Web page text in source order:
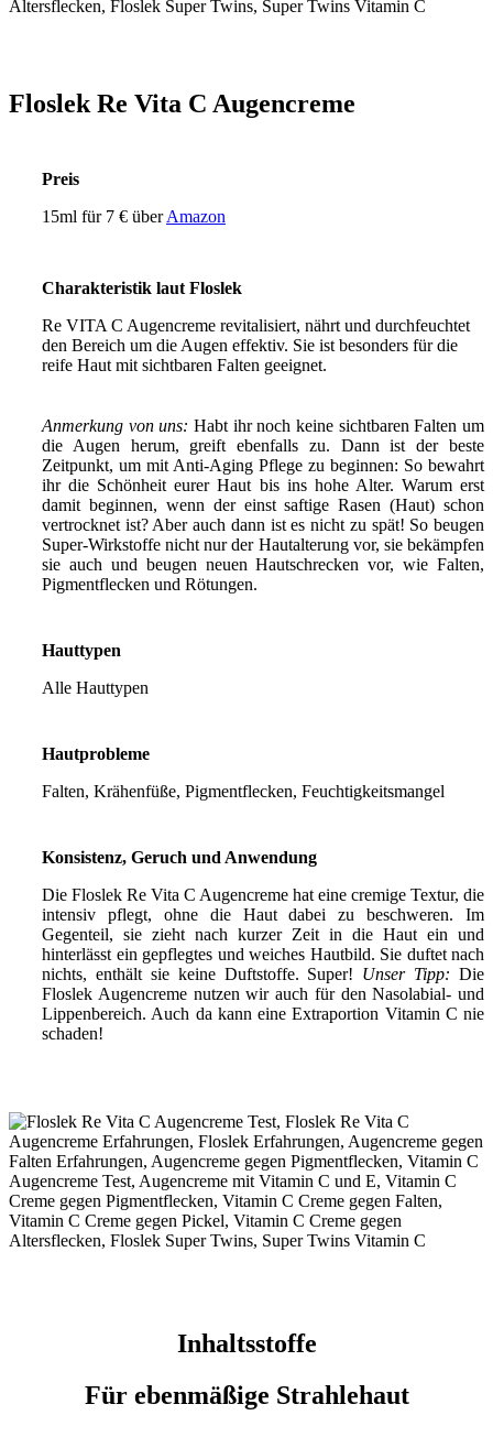
Floslek Re Vita C Augencreme
Preis
15ml für 7 € überAmazon
Charakteristik laut Floslek
Re VITA C Augencreme revitalisiert, nährt und durchfeuchtet
den Bereich um die Augen effektiv. Sie ist besonders für die
reife Haut mit sichtbaren Falten geeignet.
Anmerkung von uns: Habt ihr noch keine sichtbaren Falten um
die Augen herum, greift ebenfalls zu. Dann ist der beste
Zeitpunkt, um mit Anti-Aging Pflege zu beginnen: So bewahrt
ihr die Schönheit eurer Haut bis ins hohe Alter. Warum erst
damit beginnen, wenn der einst saftige Rasen (Haut) schon
vertrocknet ist? Aber auch dann ist es nicht zu spät! So beugen
Super-Wirkstoffe nicht nur der Hautalterung vor, sie bekämpfen
sie auch und beugen neuen Hautschrecken vor, wie Falten,
Pigmentflecken und Rötungen.
Hauttypen
Alle Hauttypen
Hautprobleme
Falten, Krähenfüße, Pigmentflecken, Feuchtigkeitsmangel
Konsistenz, Geruch und Anwendung
Die Floslek Re Vita C Augencreme hat eine cremige Textur, die
intensiv pflegt, ohne die Haut dabei zu beschweren. Im
Gegenteil, sie zieht nach kurzer Zeit in die Haut ein und
hinterlässt ein gepflegtes und weiches Hautbild. Sie duftet nach
nichts, enthält sie keine Duftstoffe. Super! Unser Tipp: Die
Floslek Augencreme nutzen wir auch für den Nasolabial- und
Lippenbereich. Auch da kann eine Extraportion Vitamin C nie
schaden!
Inhaltsstoffe
Für ebenmäßige Strahlehaut